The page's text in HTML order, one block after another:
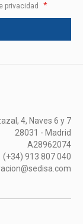
privacidad *
4, Naves 6 y 7
28031 - Madrid
A28962074
(+34) 913 807 040